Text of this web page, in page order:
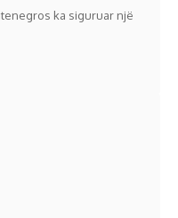
ka siguruar një